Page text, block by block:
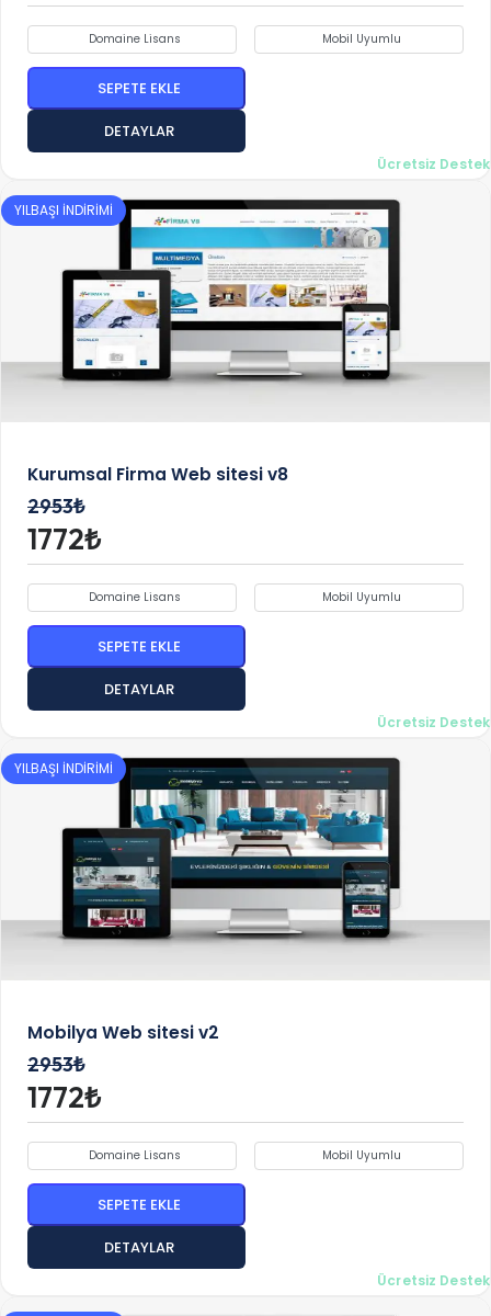
Ücretsiz Destek
Domaine Lisans Mobil Uyumlu
SEPETE EKLE
DETAYLAR
YILBAŞI İNDİRİMİ
Kurumsal Firma Web sitesi v8
2953₺
1772₺
Ücretsiz Destek
Domaine Lisans Mobil Uyumlu
SEPETE EKLE
DETAYLAR
YILBAŞI İNDİRİMİ
Mobilya Web sitesi v2
2953₺
1772₺
Ücretsiz Destek
Domaine Lisans Mobil Uyumlu
SEPETE EKLE
DETAYLAR